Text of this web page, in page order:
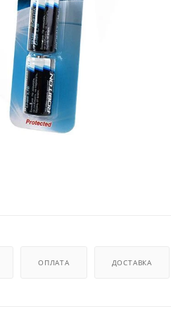
ОПЛАТА ДОСТАВКА